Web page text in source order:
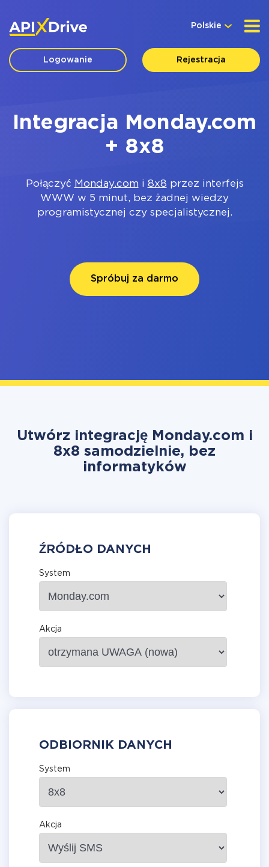
Polskie
Logowanie Rejestracja
Integracja Monday.com
+ 8x8
Połączyć Monday.com i 8x8 przez interfejs
WWW w 5 minut, bez żadnej wiedzy
programistycznej czy specjalistycznej.
Spróbuj za darmo
Utwórz integrację Monday.com i
8x8 samodzielnie, bez
informatyków
ŹRÓDŁO DANYCH
System
Akcja
ODBIORNIK DANYCH
System
Akcja